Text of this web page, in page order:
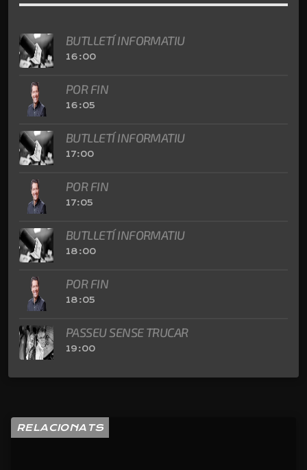
BUTLLETÍ INFORMATIU
16:00
POR FIN
16:05
BUTLLETÍ INFORMATIU
17:00
POR FIN
17:05
BUTLLETÍ INFORMATIU
18:00
POR FIN
18:05
PASSEU SENSE TRUCAR
19:00
RELACIONATS